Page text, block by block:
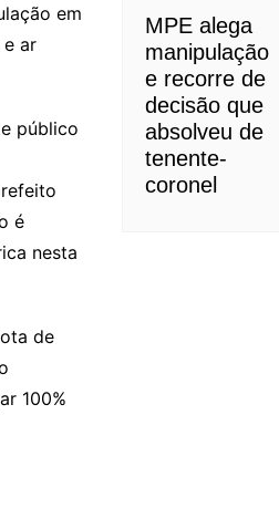
em
ar
público
é
nesta
de
100%
MPE alega
manipulação
e recorre de
decisão que
absolveu de
tenente-
coronel